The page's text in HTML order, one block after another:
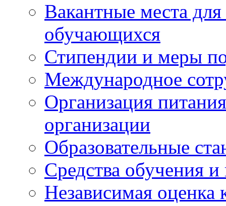
Вакантные места
обучающихся
Стипендии и меры
Международное
Организация
организации
Образовательные
Средства обучения и
Независимая оценка